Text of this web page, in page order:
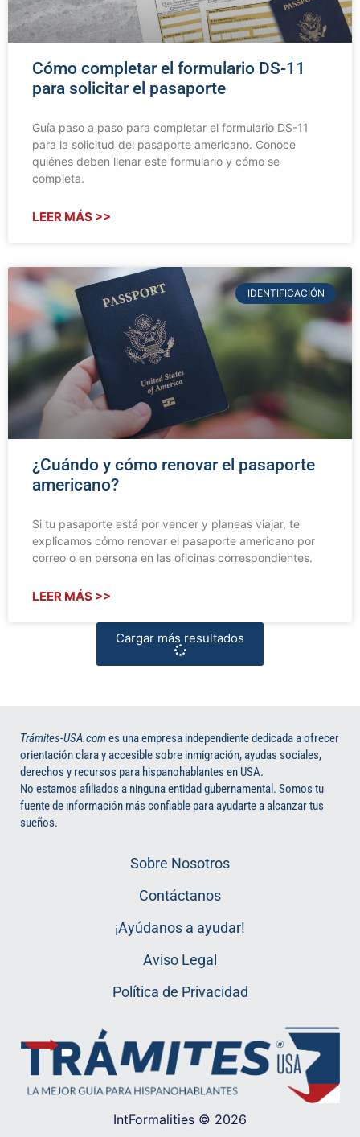
Cómo completar el formulario DS-11
para solicitar el pasaporte
Guía paso a paso para completar el formulario DS-11
para la solicitud del pasaporte americano. Conoce
quiénes deben llenar este formulario y cómo se
completa.
LEER MÁS >>
IDENTIFICACIÓN
¿Cuándo y cómo renovar el pasaporte
americano?
Si tu pasaporte está por vencer y planeas viajar, te
explicamos cómo renovar el pasaporte americano por
correo o en persona en las oficinas correspondientes.
LEER MÁS >>
Cargar más resultados
Trámites-USA.comes una empresa independiente dedicada a ofrecer
orientación clara y accesible sobre inmigración, ayudas sociales,
derechos y recursos para hispanohablantes en USA.
No estamos afiliados a ninguna entidad gubernamental. Somos tu
fuente de información más confiable para ayudarte a alcanzar tus
sueños.
Sobre Nosotros
Contáctanos
¡Ayúdanos a ayudar!
Aviso Legal
Política de Privacidad
IntFormalities © 2026